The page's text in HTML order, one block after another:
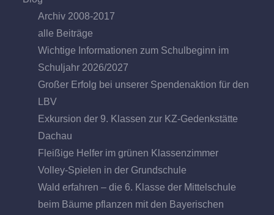
Archiv 2008-2017
alle Beiträge
Wichtige Informationen zum Schulbeginn im
Schuljahr 2026/2027
Großer Erfolg bei unserer Spendenaktion für den
LBV
Exkursion der 9. Klassen zur KZ-Gedenkstätte
Dachau
Fleißige Helfer im grünen Klassenzimmer
Volley-Spielen in der Grundschule
Wald erfahren – die 6. Klasse der Mittelschule
beim Bäume pflanzen mit den Bayerischen